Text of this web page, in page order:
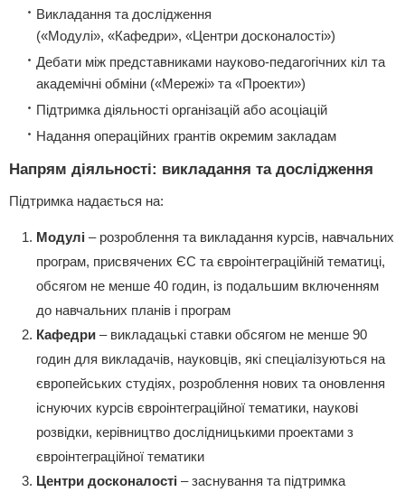
Викладання та дослідження
(«Модулі», «Кафедри», «Центри досконалості»)
Дебати між представниками науково-педагогічних кіл та
академічні обміни («Мережі» та «Проекти»)
Підтримка діяльності організацій або асоціацій
Надання операційних грантів окремим закладам
Напрям діяльності: викладання та дослідження
Підтримка надається на:
Модулі – розроблення та викладання курсів, навчальних
програм, присвячених ЄС та євроінтеграційній тематиці,
обсягом не менше 40 годин, із подальшим включенням
до навчальних планів і програм
Кафедри – викладацькі ставки обсягом не менше 90
годин для викладачів, науковців, які спеціалізуються на
європейських студіях, розроблення нових та оновлення
існуючих курсів євроінтеграційної тематики, наукові
розвідки, керівництво дослідницькими проектами з
євроінтеграційної тематики
Центри досконалості – заснування та підтримка